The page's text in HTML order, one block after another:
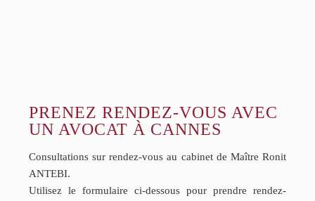
PRENEZ RENDEZ-VOUS AVEC
UN AVOCAT À CANNES
Consultations sur rendez-vous au cabinet de Maître Ronit
ANTEBI.
Utilisez le formulaire ci-dessous pour prendre rendez-